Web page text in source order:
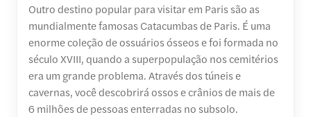
Outro destino popular para visitar em Paris são as
mundialmente famosas Catacumbas de Paris. É uma
enorme coleção de ossuários ósseos e foi formada no
século XVIII, quando a superpopulação nos cemitérios
era um grande problema. Através dos túneis e
cavernas, você descobrirá ossos e crânios de mais de
6 milhões de pessoas enterradas no subsolo.